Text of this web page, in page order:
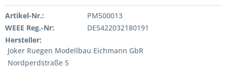
Artikel-Nr.:
PM500013
WEEE Reg.-Nr:
DE5422032180191
Hersteller:
Joker Ruegen Modellbau Eichmann GbR
Nordperdstraße 5